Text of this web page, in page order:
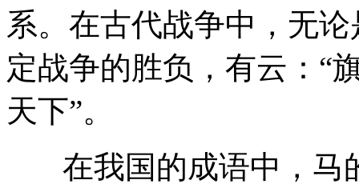
系。在古代战争中，无
定战争的胜负，有云：“
天下”。
在我国的成语中，马